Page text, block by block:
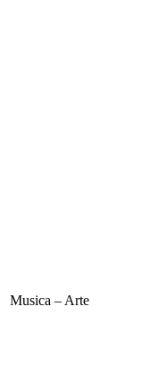
Musica – Arte